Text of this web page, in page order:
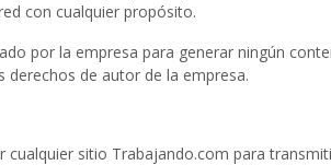
con cualquier propósito.
por la empresa para generar ningún
de autor de la empresa.
cualquier sitio Trabajando.com para